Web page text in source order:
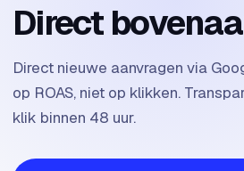
Direct
Direct nieuwe aanvragen via
op ROAS, niet op klikken.
klik binnen 48 uur.